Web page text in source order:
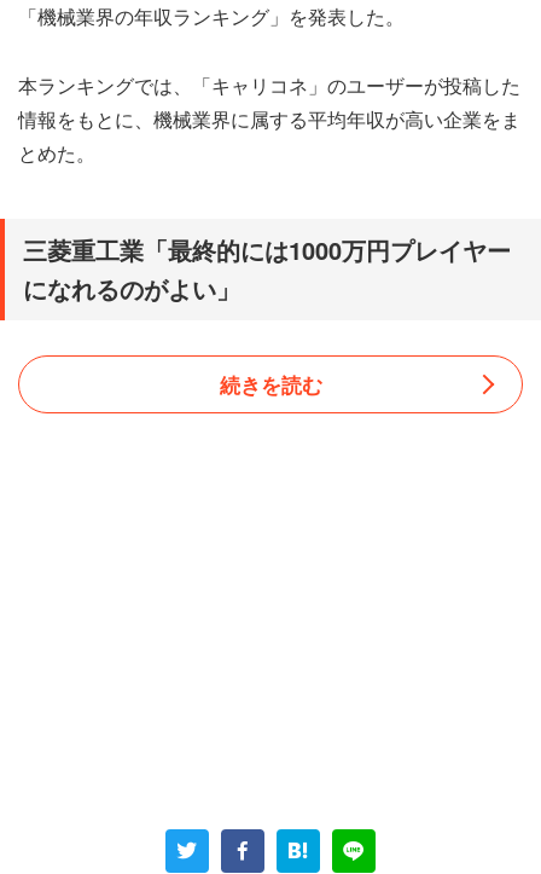
「機械業界の年収ランキング」を発表した。
本ランキングでは、「キャリコネ」のユーザーが投稿した
情報をもとに、機械業界に属する平均年収が高い企業をま
とめた。
三菱重工業「最終的には1000万円プレイヤー
になれるのがよい」
続きを読む